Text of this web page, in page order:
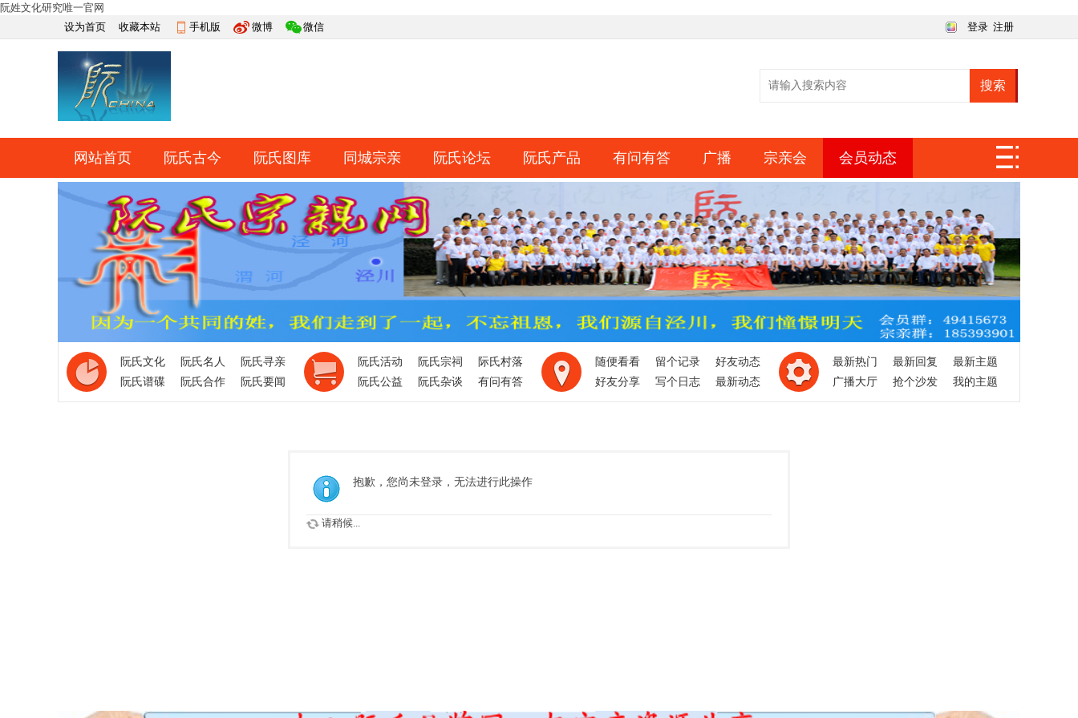
阮姓文化研究唯一官网
设为首页
收藏本站 手机版 微博 微信 登录 注册
搜索
快捷导航
网站首页 阮氏古今 阮氏图库 同城宗亲 阮氏论坛 阮氏产品 有问有答 广播 宗亲会 会员动态
网上祭祀 排行榜 导读 日志
阮氏文化 阮氏名人
阮氏寻亲
阮氏谱碟
阮氏合作 阮氏要闻
阮氏活动 阮氏宗祠
际氏村落
阮氏公益
阮氏杂谈 有问有答
随便看看 留个记录
好友动态
好友分享
写个日志 最新动态
最新热门 最新回复
最新主题
广播大厅
抢个沙发 我的主题
抱歉，您尚未登录，无法进行此操作
请稍候...